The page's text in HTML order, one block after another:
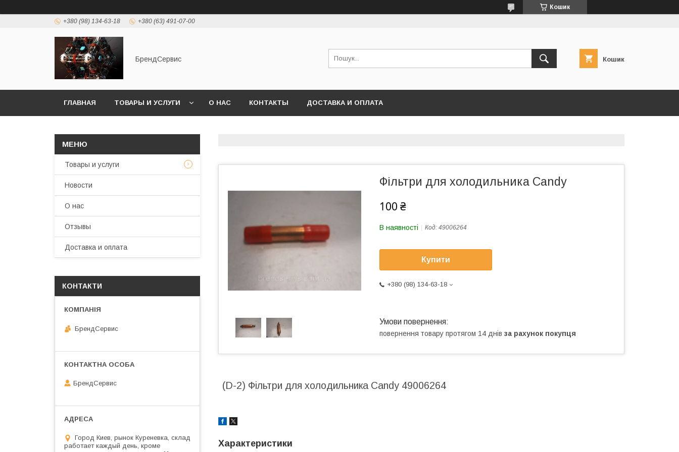
Кошик
+380 (98) 134-63-18 +380 (63) 491-07-00
БрендСервис Кошик
ГЛАВНАЯ ТОВАРЫ И УСЛУГИ О НАС КОНТАКТЫ ДОСТАВКА И ОПЛАТА
Фільтри для холодильника Candy
100 ₴
В наявності Код: 49006264
Купити
+380 (98) 134-63-18
повернення товару протягом 14 днів за рахунок покупця
(D-2) Фільтри для холодильника Candy 49006264
Характеристики
Товары и услуги
Новости
О нас
Отзывы
Доставка и оплата
КОНТАКТИ
БрендСервис
БрендСервис
Город Киев, рынок Куреневка, склад
работает каждый день, кроме